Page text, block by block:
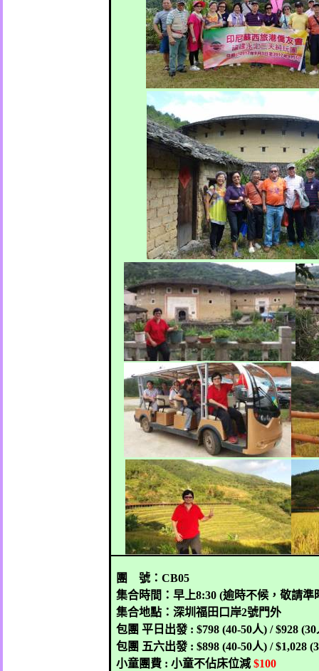
團 號：CB05
集合時間：早上8:30 (逾時不候，敬請準
集合地點：深圳福田口岸2號門外
包團 平日出發 : $798 (40-50人) / $928 (30
包團 五六出發 : $898 (40-50人) / $1,028
小童團費 :小童不佔床位減$100